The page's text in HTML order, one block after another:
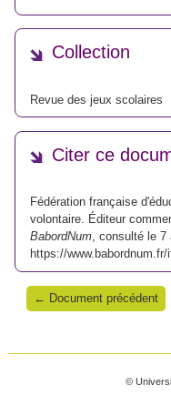
Collection
Revue des jeux scolaires
Citer ce
Fédération française
volontaire. Éditeur
BabordNum, consulté le 7
https://
← Document précédent
©